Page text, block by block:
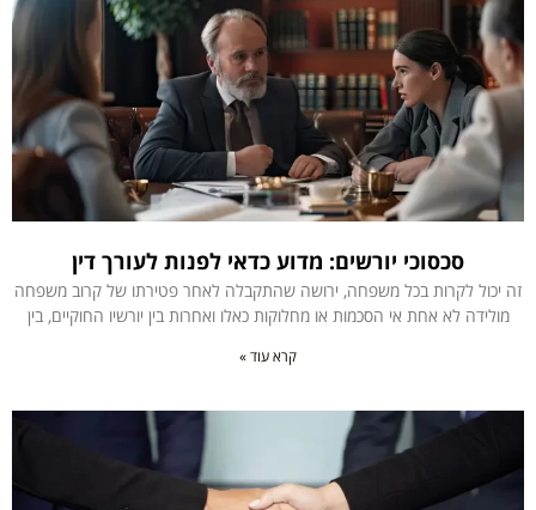
סכסוכי יורשים: מדוע כדאי לפנות לעורך דין
זה יכול לקרות בכל משפחה, ירושה שהתקבלה לאחר פטירתו של קרוב משפחה
מולידה לא אחת אי הסכמות או מחלוקות כאלו ואחרות בין יורשיו החוקיים, בין
קרא עוד »